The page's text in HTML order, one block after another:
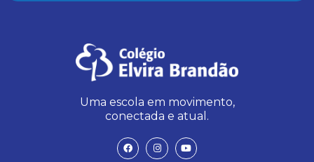
Uma escola em movimento,
conectada e atual.